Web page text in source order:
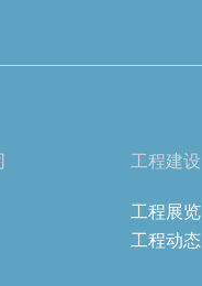
工程建设
工程展览
工程动态